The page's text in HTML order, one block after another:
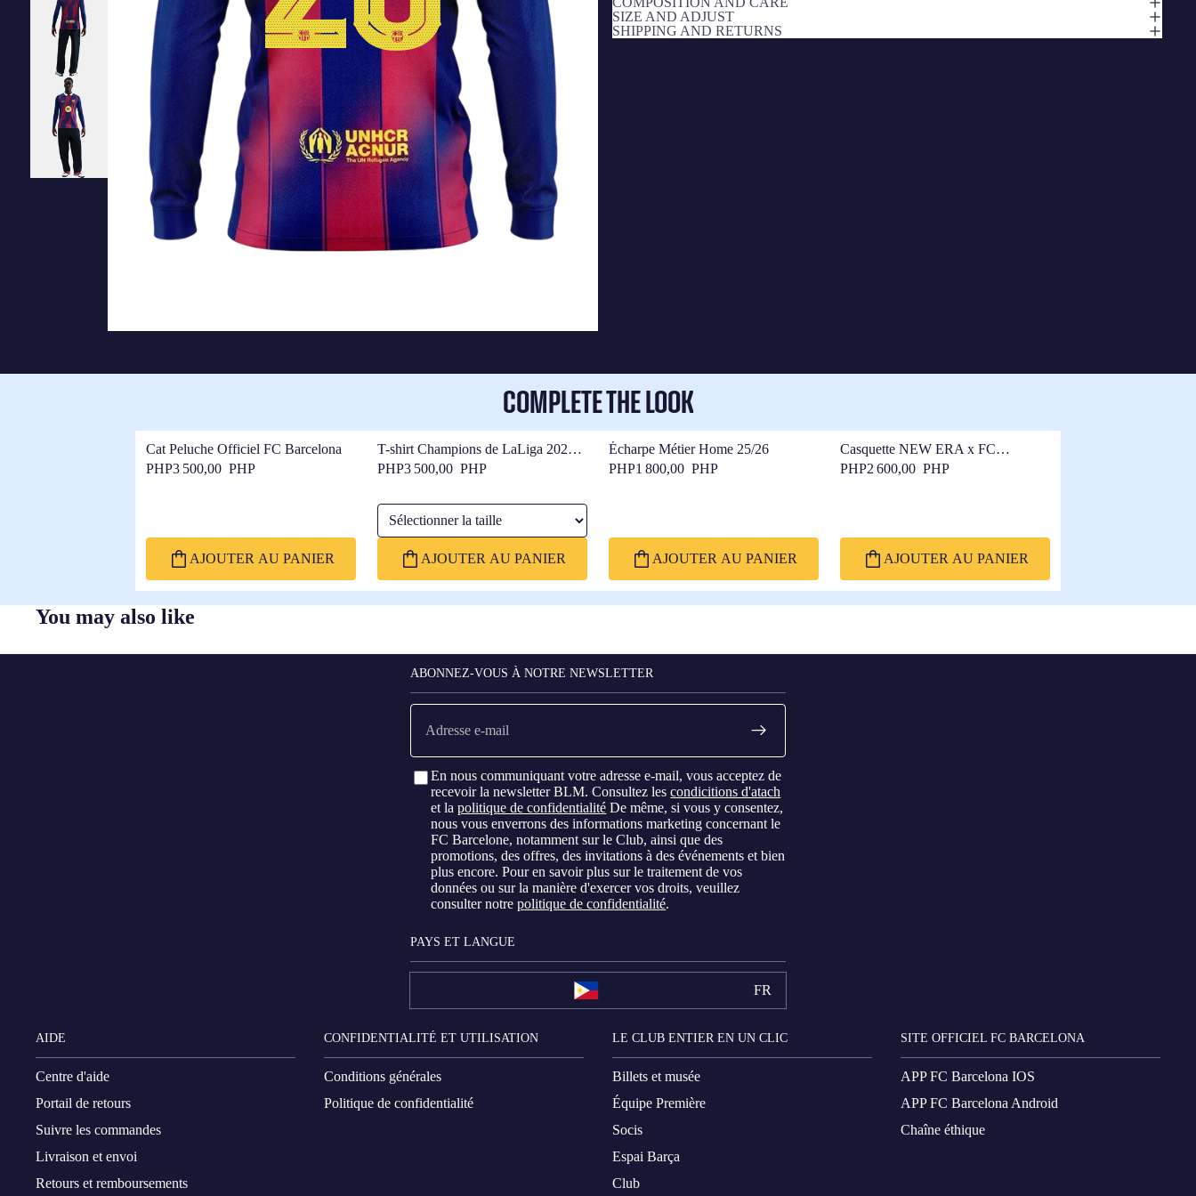
SIZE AND ADJUST
SHIPPING AND RETURNS
COMPLETE THE LOOK
Cat Peluche Officiel FC Barcelona
PHP3 500,00 PHP
AJOUTER AU PANIER
T-shirt Champions de LaLiga 2026
Barça
PHP3 500,00 PHP
Sélectionner la taille
AJOUTER AU PANIER
Écharpe Métier Home 25/26
PHP1 800,00 PHP
AJOUTER AU PANIER
Casquette NEW ERA x FC
Barcelone 9FORTY Navy
PHP2 600,00 PHP
AJOUTER AU PANIER
You may also like
ABONNEZ-VOUS À NOTRE NEWSLETTER
E-
mail
En nous communiquant votre adresse e-mail, vous acceptez de
recevoir la newsletter BLM. Consultez lescondicitions d'atach
et lapolitique de confidentialité De même, si vous y consentez,
nous vous enverrons des informations marketing concernant le
FC Barcelone, notamment sur le Club, ainsi que des
promotions, des offres, des invitations à des événements et bien
plus encore. Pour en savoir plus sur le traitement de vos
données ou sur la manière d'exercer vos droits, veuillez
consulter notrepolitique de confidentialité.
PAYS ET LANGUE
FR
AIDE
Centre d'aide
Portail de retours
Suivre les commandes
Livraison et envoi
Retours et remboursements
CONFIDENTIALITÉ ET UTILISATION
Conditions générales
Politique de confidentialité
LE CLUB ENTIER EN UN CLIC
Billets et musée
Équipe Première
Socis
Espai Barça
Club
SITE OFFICIEL FC BARCELONA
APP FC Barcelona IOS
APP FC Barcelona Android
Chaîne éthique